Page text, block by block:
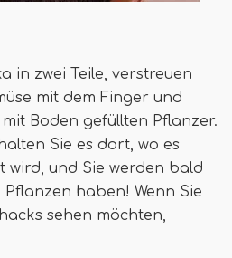
in zwei Teile, verstreuen
mit dem Finger und
Boden gefüllten Pflanzer.
Sie es dort, wo es
wird, und Sie werden bald
haben! Wenn Sie
sehen möchten,